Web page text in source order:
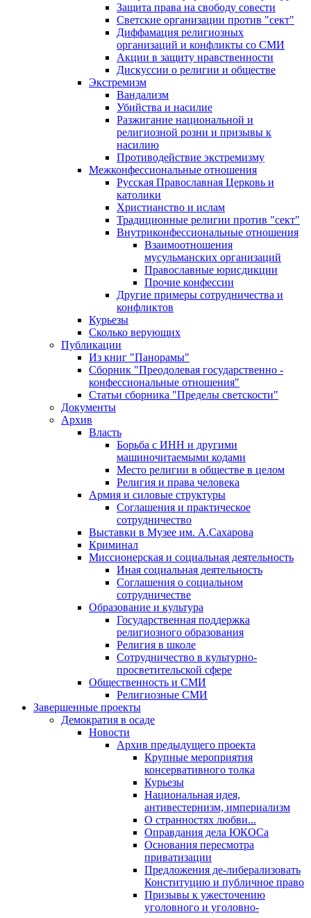
Защита права на свободу совести
Светские организации против "сект"
Диффамация религиозных
организаций и конфликты со СМИ
Акции в защиту нравственности
Дискуссии о религии и обществе
Экстремизм
Вандализм
Убийства и насилие
Разжигание национальной и
религиозной розни и призывы к
насилию
Противодействие экстремизму
Межконфессиональные отношения
Русская Православная Церковь и
католики
Христианство и ислам
Традиционные религии против "сект"
Внутриконфессиональные отношения
Взаимоотношения
мусульманских организаций
Православные юрисдикции
Прочие конфессии
Другие примеры сотрудничества и
конфликтов
Курьезы
Сколько верующих
Публикации
Из книг "Панорамы"
Сборник "Преодолевая государственно -
конфессиональные отношения"
Статьи сборника "Пределы светскости"
Документы
Архив
Власть
Борьба с ИНН и другими
машиночитаемыми кодами
Место религии в обществе в целом
Религия и права человека
Армия и силовые структуры
Соглашения и практическое
сотрудничество
Выставки в Музее им. А.Сахарова
Криминал
Миссионерская и социальная деятельность
Иная социальная деятельность
Соглашения о социальном
сотрудничестве
Образование и культура
Государственная поддержка
религиозного образования
Религия в школе
Сотрудничество в культурно-
просветительской сфере
Общественность и СМИ
Религиозные СМИ
Завершенные проекты
Демократия в осаде
Новости
Архив предыдущего проекта
Крупные мероприятия
консервативного толка
Курьезы
Национальная идея,
антивестернизм, империализм
О странностях любви...
Оправдания дела ЮКОСа
Основания пересмотра
приватизации
Предложения де-либерализовать
Конституцию и публичное право
Призывы к ужесточению
уголовного и уголовно-